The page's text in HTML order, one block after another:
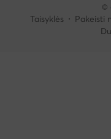
©
Taisyklės
Pakeisti